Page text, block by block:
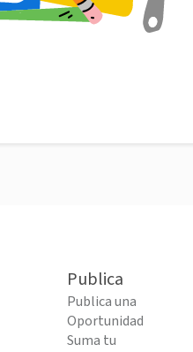
Publica
Publica una
Oportunidad
Suma tu